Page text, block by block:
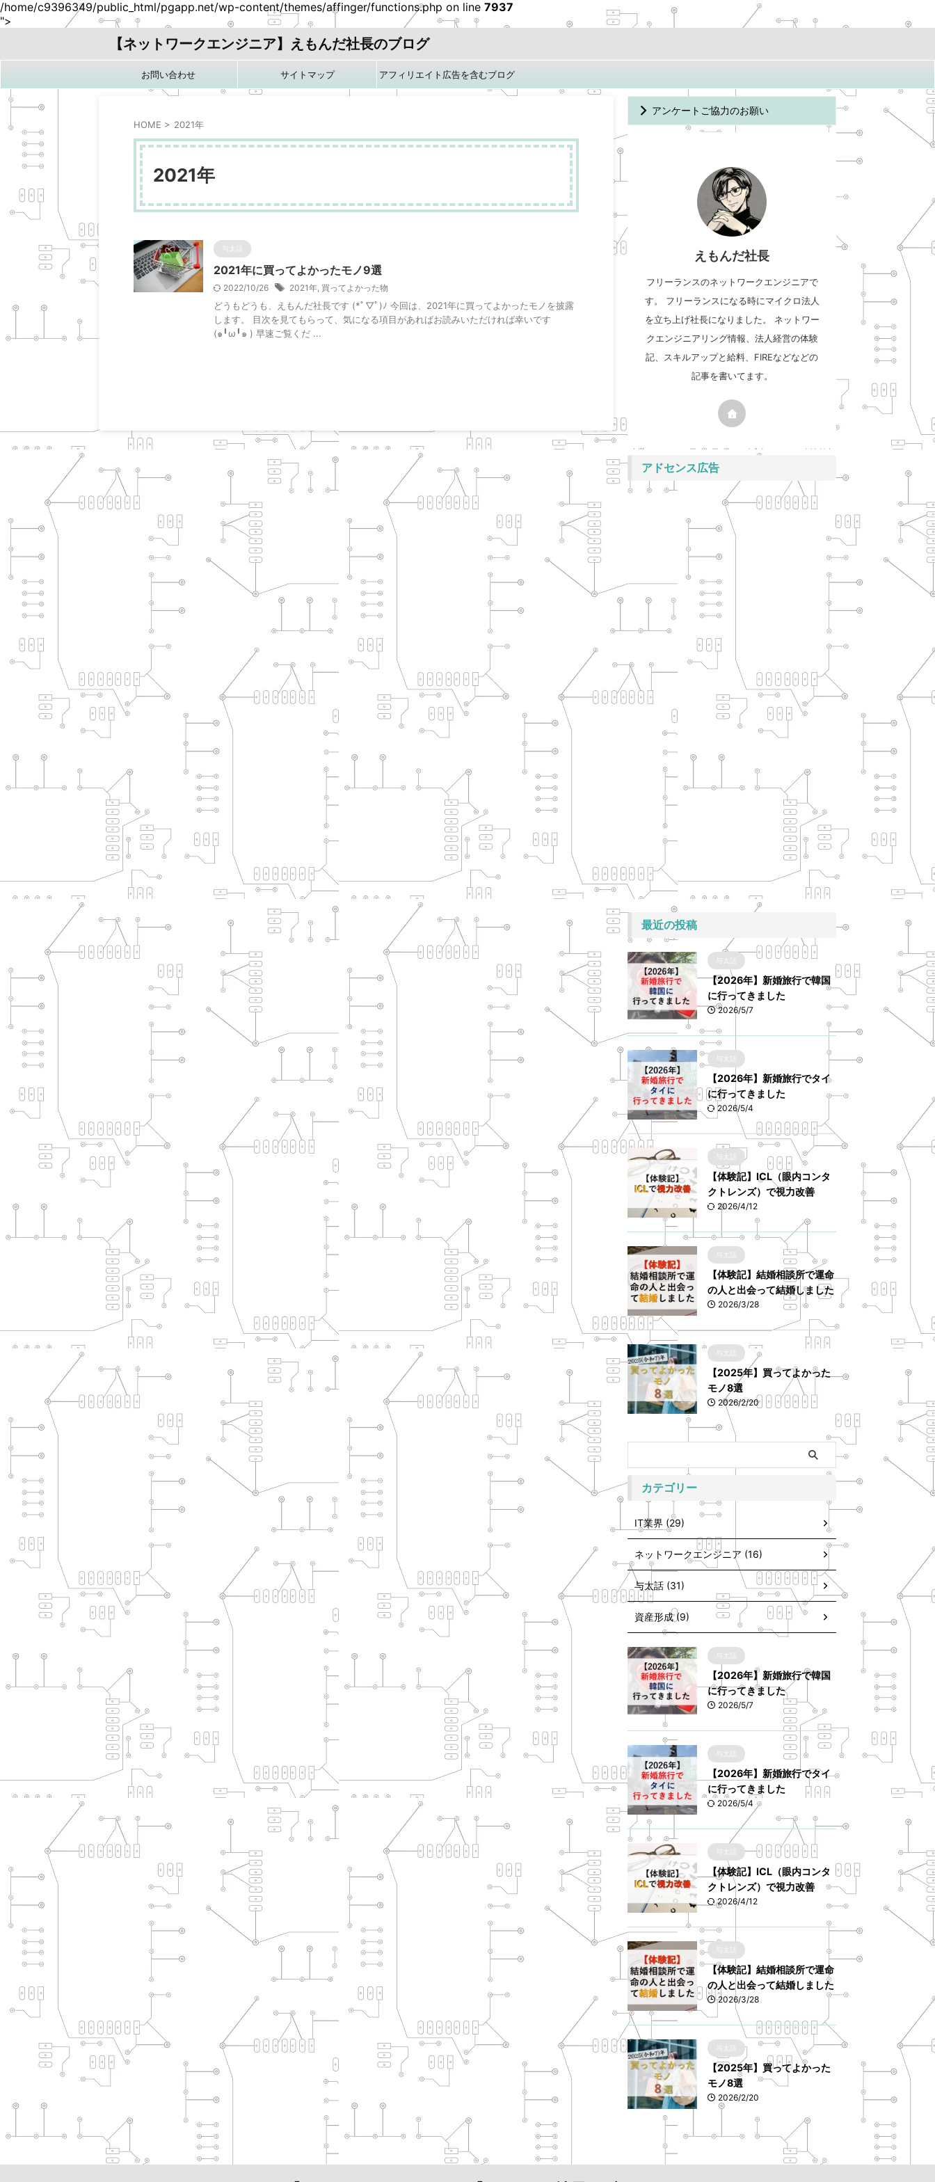
/home/c9396349/public_html/pgapp.net/wp-content/themes/affinger/functions.php on line 7937
">
【ネットワークエンジニア】えもんだ社長のブログ
お問い合わせ サイトマップ アフィリエイト広告を含むブログ
HOME > 2021年
2021年
2021年に買ってよかったモノ9選
2022/10/26 2021年, 買ってよかった物
どうもどうも、えもんだ社長です (*ﾟ▽ﾟ)ﾉ 今回は、2021年に買ってよかったモノを披露
します。 目次を見てもらって、気になる項目があればお読みいただければ幸いです
(๑╹ω╹๑ ) 早速ご覧くだ ...
アンケートご協力のお願い
えもんだ社長
フリーランスのネットワークエンジニアで
す。 フリーランスになる時にマイクロ法人
を立ち上げ社長になりました。 ネットワー
クエンジニアリング情報、法人経営の体験
記、スキルアップと給料、FIREなどなどの
記事を書いてます。
アドセンス広告
最近の投稿
【2026年】新婚旅行で韓国
に行ってきました
2026/5/7
【2026年】新婚旅行でタイ
に行ってきました
2026/5/4
【体験記】ICL（眼内コンタ
クトレンズ）で視力改善
2026/4/12
【体験記】結婚相談所で運命
の人と出会って結婚しました
2026/3/28
【2025年】買ってよかった
モノ8選
2026/2/20
カテゴリー
IT業界 (29)
ネットワークエンジニア (16)
与太話 (31)
資産形成 (9)
【2026年】新婚旅行で韓国
に行ってきました
2026/5/7
【2026年】新婚旅行でタイ
に行ってきました
2026/5/4
【体験記】ICL（眼内コンタ
クトレンズ）で視力改善
2026/4/12
【体験記】結婚相談所で運命
の人と出会って結婚しました
2026/3/28
【2025年】買ってよかった
モノ8選
2026/2/20